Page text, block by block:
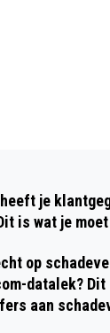
je
is wat je moet
op
datalek?
aan